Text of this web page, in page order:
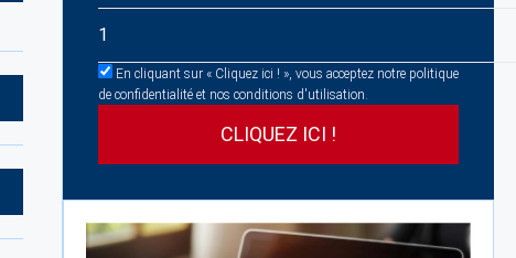
En cliquant sur « Cliquez ici ! », vous acceptez notre politique
de confidentialité et nos conditions d'utilisation.